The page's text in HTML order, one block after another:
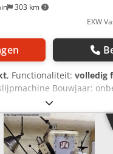
303 km
EXW
, Functionaliteit: volledig
Bouwjaar:
Machine is volledig